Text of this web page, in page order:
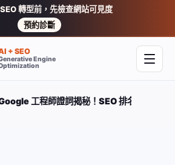
轉型前，先檢查網站可見度
預約診斷
+ SEO
Engine
開啟
工程師證詞揭秘！SEO 排名系統、